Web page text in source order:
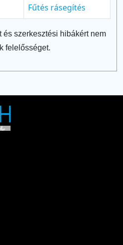
Fűtés rásegítés
szerkesztési hibákért nem
felelősséget.